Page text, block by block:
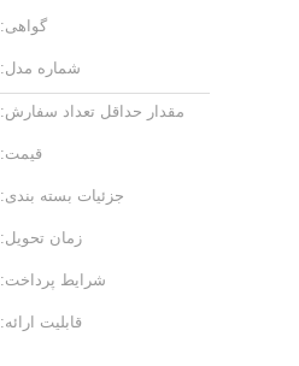
گواهی:
شماره مدل:
مقدار حداقل تعداد سفارش:
قیمت:
جزئیات بسته بندی:
زمان تحویل:
شرایط پرداخت:
قابلیت ارائه: